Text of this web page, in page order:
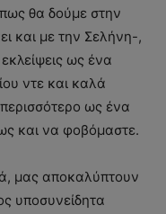
θα δούμε στην
και με την Σελήνη-,
ως ένα
ντε και καλά
ως ένα
και να φοβόμαστε.
μας αποκαλύπτουν
υποσυνείδητα